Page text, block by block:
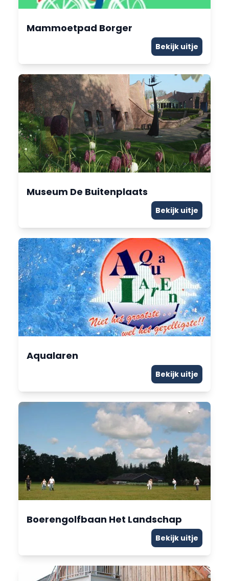
Mammoetpad Borger
Bekijk uitje
Museum De Buitenplaats
Bekijk uitje
Aqualaren
Bekijk uitje
Boerengolfbaan Het Landschap
Bekijk uitje